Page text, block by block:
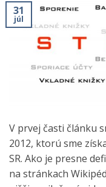
31
júl
V prvej časti článku
2012, ktorú sme
SR. Ako je presne
na stránkach